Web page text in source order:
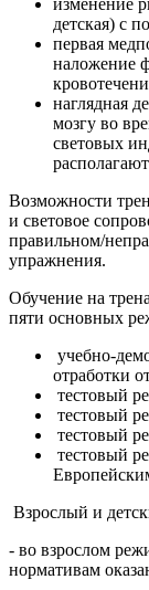
детская) с
первая
наложение
наглядная
мозгу во
световых
Возможности
и световое
правильном/
упражнения.
Обучение на
пяти основных
учебно-
отработки
тестовый
тестовый
тестовый
тестовый
Взрослый и
- во взрослом
нормативам